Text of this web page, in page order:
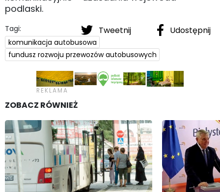
podlaski.
Tweetnij Udostępnij
Tagi:
komunikacja autobusowa
fundusz rozwoju przewozów autobusowych
ZOBACZ RÓWNIEŻ